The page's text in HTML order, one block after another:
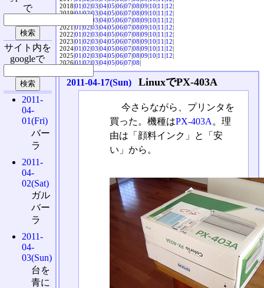
2018|01|02|03|04|05|06|07|08|09|10|11|12|
2019|01|02|03|04|05|06|07|08|09|10|11|12|
03|04|05|06|07|08|09|10|11|12|
2021|01|02|03|04|05|06|07|08|09|10|11|12|
2022|01|02|03|04|05|06|07|08|09|10|11|12|
2023|01|02|03|04|05|06|07|08|09|10|11|12|
2024|01|02|03|04|05|06|07|08|09|10|11|12|
2025|01|02|03|04|05|06|07|08|09|10|11|12|
2026|01|02|03|04|05|06|07|08|
2011-04-17(Sun) LinuxでPX-403A
今さらながら、プリンタを
買った。機種はPX-403A 。理
由は「顔料インク」と「安
い」から。
で
サイト内を
googleで
2011-
04-
01(Fri)
バー
ラ
2011-
04-
02(Sat)
ガル
バー
ラ
2011-
04-
03(Sun)
台を
青に